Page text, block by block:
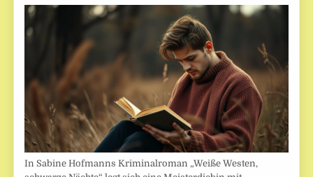
In Sabine Hofmanns Kriminalroman „Weiße Westen,